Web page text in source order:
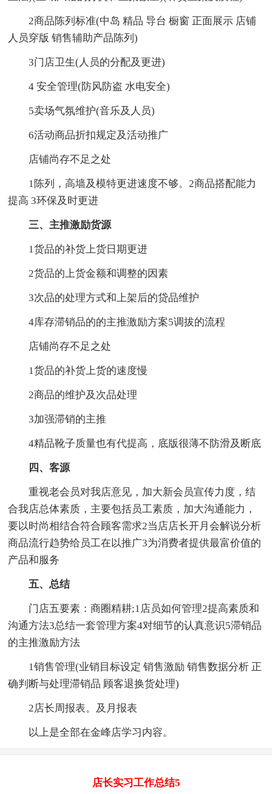
2商品陈列标准(中岛 精品 导台 橱窗 正面展示 店铺
人员穿版 销售辅助产品陈列)
3门店卫生(人员的分配及更进)
4 安全管理(防风防盗 水电安全)
5卖场气氛维护(音乐及人员)
6活动商品折扣规定及活动推广
店铺尚存不足之处
1陈列，高墙及模特更进速度不够。2商品搭配能力
提高 3环保及时更进
三、主推激励货源
1货品的补货上货日期更进
2货品的上货金额和调整的因素
3次品的处理方式和上架后的贷品维护
4库存滞销品的的主推激励方案5调拔的流程
店铺尚存不足之处
1货品的补货上货的速度慢
2商品的维护及次品处理
3加强滞销的主推
4精品靴子质量也有代提高，底版很薄不防滑及断底
四、客源
重视老会员对我店意见，加大新会员宣传力度，结
合我店总体素质，主要包括员工素质，加大沟通能力，
要以时尚相结合符合顾客需求2当店店长开月会解说分析
商品流行趋势给员工在以推广3为消费者提供最富价值的
产品和服务
五、总结
门店五要素：商圈精耕;1店员如何管理2提高素质和
沟通方法3总结一套管理方案4对细节的认真意识5滞销品
的主推激励方法
1销售管理(业销目标设定 销售激励 销售数据分析 正
确判断与处理滞销品 顾客退换货处理)
2店长周报表。及月报表
以上是全部在金峰店学习内容。
店长实习工作总结5